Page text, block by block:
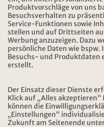
DOWNLOAD UND LINKS
ADRESSE
ÜBER KONTIKI
UNSERE PARTNER